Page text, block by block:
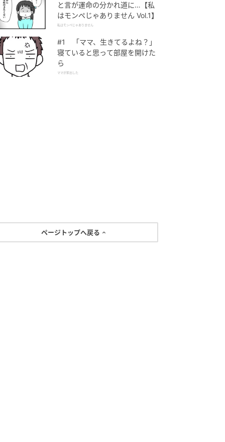
と言が運命の分かれ道に…【私
はモンペじゃありません Vol.1】
私はモンペじゃありません
#1 「ママ、生きてるよね？」
寝ていると思って部屋を開けた
ら
ママが家出した
ページトップへ戻る